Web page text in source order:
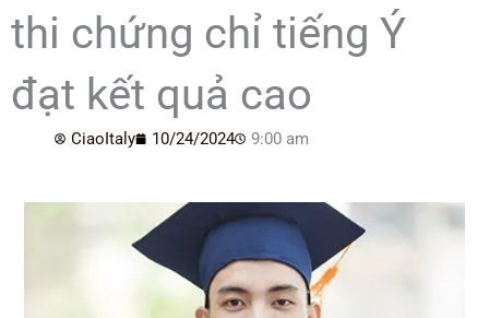
thi chứng chỉ tiếng Ý
đạt kết quả cao
CiaoItaly 10/24/2024 9:00 am